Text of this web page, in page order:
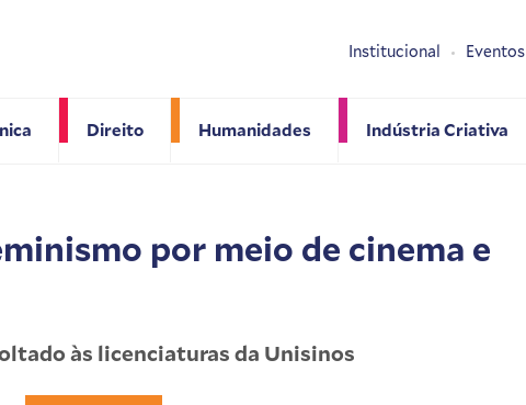
Direito Humanidades Indústria Criativa
Institucional Eventos
por meio de cinema e
às licenciaturas da Unisinos